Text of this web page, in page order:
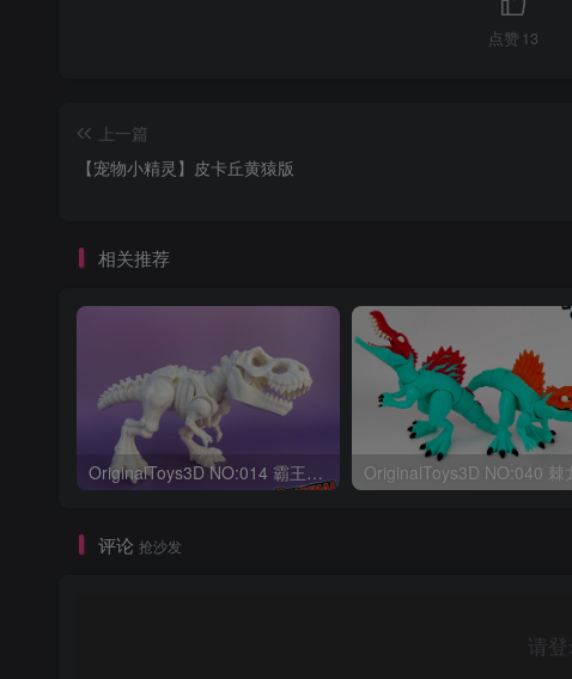
点赞 13
上一篇
【宠物小精灵】皮卡丘黄猿版
相关推荐
OriginalToys3D NO:014 霸王龙骨架
评论 抢沙发
请